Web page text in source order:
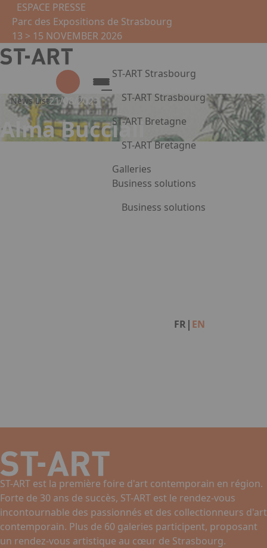
Skip to main content
ESPACE PRESSE
Parc des Expositions de Strasbourg
13 > 15 NOVEMBER 2026
ST-ART Strasbourg
ST-ART Strasbourg
Presentation
2026 Edition
Photo gallery
Virtual tour
Practical information
ST-ART Bretagne
ST-ART Bretagne
Presentation
Photo gallery
Practical information
Galleries
Business solutions
Business solutions
FR | EN
News List21/08/2023
Alma Bucciali
ST-ART est la première foire d'art contemporain en région.
Forte de 30 ans de succès, ST-ART est le rendez-vous
incontournable des passionnés et des collectionneurs d'art
contemporain. Plus de 60 galeries participent, proposant
un rendez-vous artistique au cœur de Strasbourg.
Cookies management panel